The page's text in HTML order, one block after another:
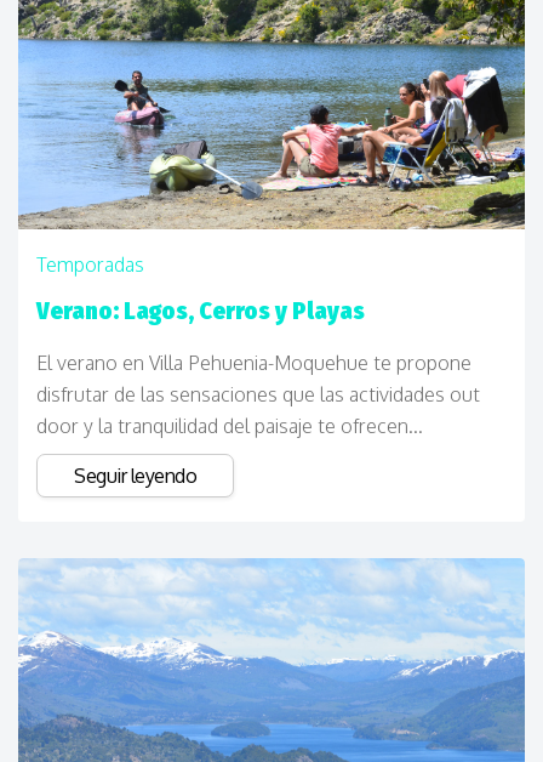
Temporadas
Verano: Lagos, Cerros y Playas
El verano en Villa Pehuenia-Moquehue te propone
disfrutar de las sensaciones que las actividades out
door y la tranquilidad del paisaje te ofrecen...
Seguir leyendo